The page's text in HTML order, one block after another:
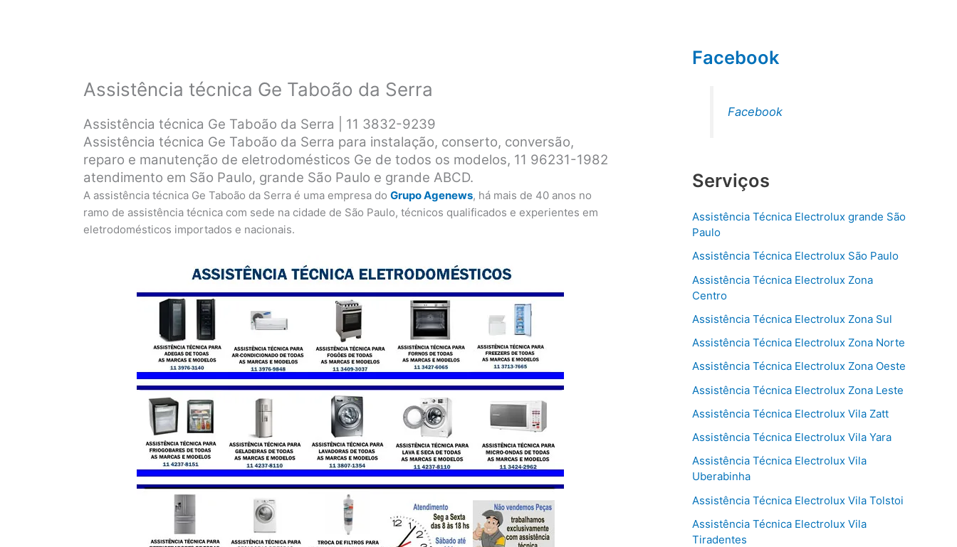
Assistência técnica Ge Taboão da Serra
Assistência técnica Ge Taboão da Serra | 11 3832-9239
Assistência técnica Ge Taboão da Serra para instalação, conserto, conversão,
reparo e manutenção de eletrodomésticos Ge de todos os modelos, 11 96231-1982
atendimento em São Paulo, grande São Paulo e grande ABCD.
A assistência técnica Ge Taboão da Serra é uma empresa do Grupo Agenews, há mais de 40 anos no
ramo de assistência técnica com sede na cidade de São Paulo, técnicos qualificados e experientes em
eletrodomésticos importados e nacionais.
Facebook
Facebook
Serviços
Assistência Técnica Electrolux grande São
Paulo
Assistência Técnica Electrolux São Paulo
Assistência Técnica Electrolux Zona
Centro
Assistência Técnica Electrolux Zona Sul
Assistência Técnica Electrolux Zona Norte
Assistência Técnica Electrolux Zona Oeste
Assistência Técnica Electrolux Zona Leste
Assistência Técnica Electrolux Vila Zatt
Assistência Técnica Electrolux Vila Yara
Assistência Técnica Electrolux Vila
Uberabinha
Assistência Técnica Electrolux Vila Tolstoi
Assistência Técnica Electrolux Vila
Tiradentes